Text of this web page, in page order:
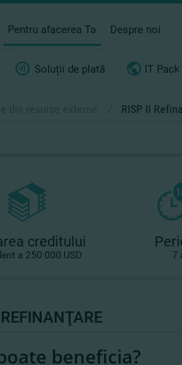
Pentru afacerea Ta Despre noi
Soluții de plată IT Pack
RISP II
creditului
a 250 000 USD 7
beneficia?